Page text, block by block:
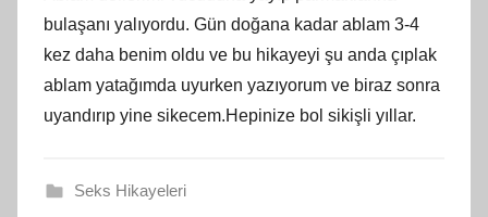
bulaşanı yalıyordu. Gün doğana kadar ablam 3-4
kez daha benim oldu ve bu hikayeyi şu anda çıplak
ablam yatağımda uyurken yazıyorum ve biraz sonra
uyandırıp yine sikecem.Hepinize bol sikişli yıllar.
Seks Hikayeleri